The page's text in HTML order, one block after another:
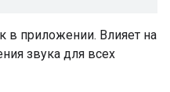
в приложении. Влияет на
звука для всех